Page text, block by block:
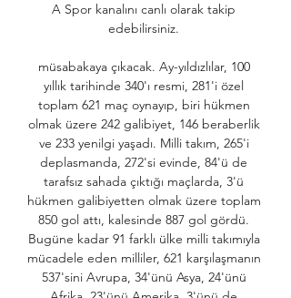
A Spor kanalını canlı olarak takip
edebilirsiniz.
müsabakaya çıkacak. Ay-yıldızlılar, 100
yıllık tarihinde 340'ı resmi, 281'i özel
toplam 621 maç oynayıp, biri hükmen
olmak üzere 242 galibiyet, 146 beraberlik
ve 233 yenilgi yaşadı. Milli takım, 265'i
deplasmanda, 272'si evinde, 84'ü de
tarafsız sahada çıktığı maçlarda, 3'ü
hükmen galibiyetten olmak üzere toplam
850 gol attı, kalesinde 887 gol gördü.
Bugüne kadar 91 farklı ülke milli takımıyla
mücadele eden milliler, 621 karşılaşmanın
537'sini Avrupa, 34'ünü Asya, 24'ünü